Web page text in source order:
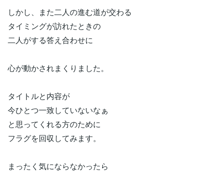
しかし、また二人の進む道が交わる
タイミングが訪れたときの
二人がする答え合わせに
心が動かされまくりました。
タイトルと内容が
今ひとつ一致していないなぁ
と思ってくれる方のために
フラグを回収してみます。
まったく気にならなかったら